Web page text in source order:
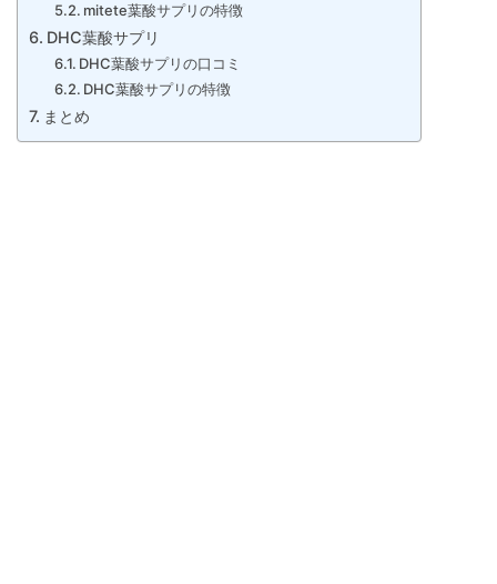
mitete葉酸サプリの特徴
DHC葉酸サプリ
DHC葉酸サプリの口コミ
DHC葉酸サプリの特徴
まとめ